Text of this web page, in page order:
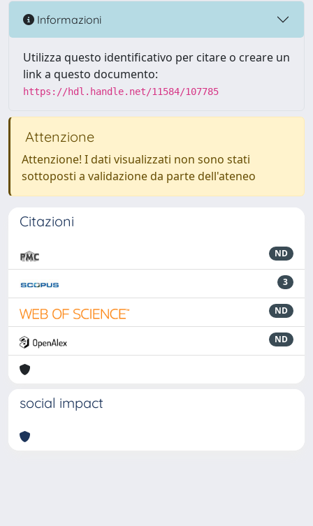
Informazioni
Utilizza questo identificativo per citare o creare un
link a questo documento:
https://hdl.handle.net/11584/107785
Attenzione
Attenzione! I dati visualizzati non sono stati
sottoposti a validazione da parte dell'ateneo
Citazioni
ND
3
ND
ND
social impact